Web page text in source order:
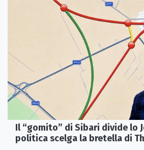
Il “gomito” di Sibari divide lo
politica scelga la bretella di